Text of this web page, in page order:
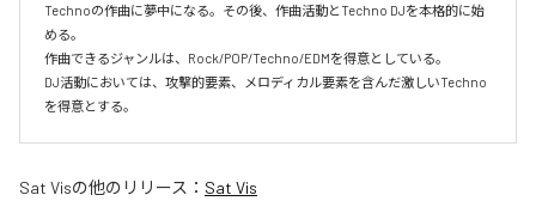
Technoの作曲に夢中になる。その後、作曲活動とTechno DJを本格的に始
める。
作曲できるジャンルは、Rock/POP/Techno/EDMを得意としている。
DJ活動においては、攻撃的要素、メロディカル要素を含んだ激しいTechno
を得意とする。
Sat Visの他のリリース： Sat Vis